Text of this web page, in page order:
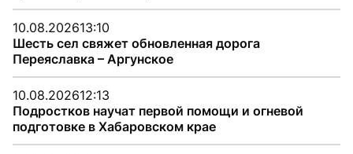
10.08.202613:10
Шесть сел свяжет обновленная дорога
Переяславка – Аргунское
10.08.202612:13
Подростков научат первой помощи и огневой
подготовке в Хабаровском крае